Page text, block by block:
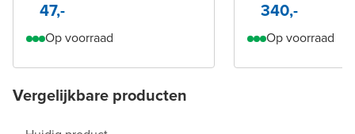
47,-
Op voorraad
340,-
Op voorraad
Vergelijkbare producten